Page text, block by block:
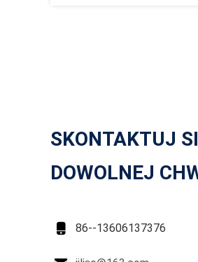
SKONTAKTUJ
DOWOLNEJ
 86--13606137376